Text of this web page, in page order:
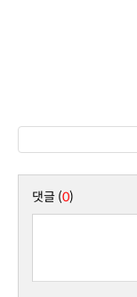
댓글 (0)